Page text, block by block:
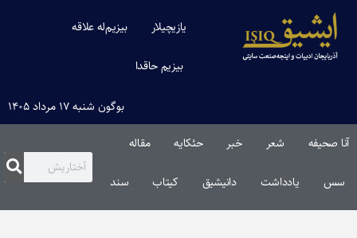
یازیچیلار بیزیم‌له علاقه
بیزیم حاقدا
بوگون شنبه ۱۷ مرداد ۱۴۰۵
آنا صحیفه شعر خبر حئکایه مقاله‌
سس یادداشت دانیشیق کیتاب سند